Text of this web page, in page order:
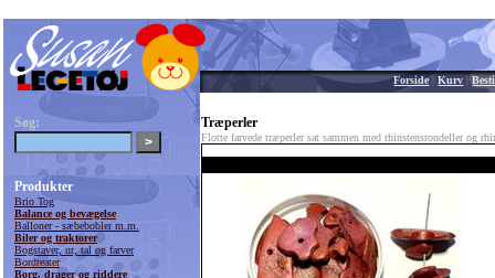
Forside|Kurv |
Søg:
Produkter
Brio Tog
Balance og bevægelse
Balloner - sæbebobler m.m.
Biler og traktorer
Bogstaver, ur, tal og farver
Bordteater
Borg, drager og riddere
Træperler
Flotte farvede træperler sat sammen med rhinstensrondeller og